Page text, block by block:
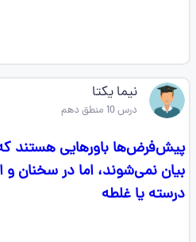
نیما یکتا
درس 10 منطق دهم
پیش‌فرض‌ها باورهایی هستند
بیان نمی‌شوند، اما در سخنان
درسته یا غلطه